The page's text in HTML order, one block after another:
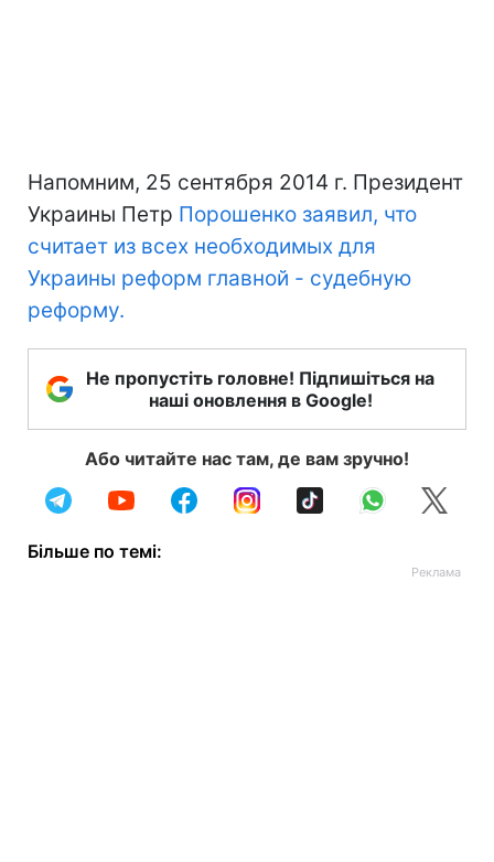
Напомним, 25 сентября 2014 г. Президент
Украины Петр Порошенко заявил, что
считает из всех необходимых для
Украины реформ главной - судебную
реформу.
Не пропустіть головне! Підпишіться на
наші оновлення в Google!
Або читайте нас там, де вам зручно!
Більше по темі: